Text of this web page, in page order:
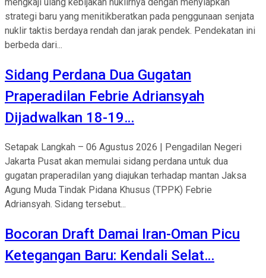
strategi baru yang menitikberatkan pada penggunaan senjata
nuklir taktis berdaya rendah dan jarak pendek. Pendekatan ini
berbeda dari...
Sidang Perdana Dua Gugatan
Praperadilan Febrie Adriansyah
Dijadwalkan 18-19…
Setapak Langkah – 06 Agustus 2026 | Pengadilan Negeri
Jakarta Pusat akan memulai sidang perdana untuk dua
gugatan praperadilan yang diajukan terhadap mantan Jaksa
Agung Muda Tindak Pidana Khusus (TPPK) Febrie
Adriansyah. Sidang tersebut...
Bocoran Draft Damai Iran-Oman Picu
Ketegangan Baru: Kendali Selat…